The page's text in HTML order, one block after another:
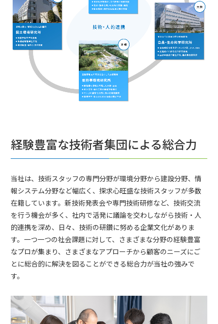
経験豊富な技術者集団による総合力
当社は、技術スタッフの専門分野が環境分野から建設分野、情
報システム分野など幅広く、探求心旺盛な技術スタッフが多数
在籍しています。新技術発表会や専門技術研修など、技術交流
を行う機会が多く、社内で活発に議論を交わしながら技術・人
的連携を深め、日々、技術の研鑽に努める企業文化がありま
す。一つ一つの社会課題に対して、さまざまな分野の経験豊富
なプロが集まり、さまざまなアプローチから顧客のニーズにご
とに総合的に解決を図ることができる総合力が当社の強みで
す。